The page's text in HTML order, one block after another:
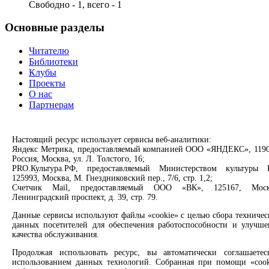
Свободно - 1, всего - 1
Основные разделы
Читателю
Библиотеки
Клубы
Проекты
О нас
Партнерам
Продлить книгу
Спроси библиотекаря
Спроси краеведа
Оцените качество услуг
Направить обращение директору
Соцсети
Вконтакте
Одноклассники
Max
Настоящий ресурс использует сервисы веб-аналитики:
Яндекс Метрика, предоставляемый компанией ООО «ЯНДЕКС»,
Россия, Москва, ул. Л. Толстого, 16;
PRO.Культура.РФ, предоставляемый Министерством культуры
125993, Москва, М. Гнездниковский пер., 7/6, стр. 1,2;
Счетчик Mail, предоставляемый ООО «ВК», 125167,
Ленинградский проспект, д. 39, стр. 79.
Данные сервисы используют файлы «cookie» с целью сбора
данных посетителей для обеспечения работоспособности и
качества обслуживания.
Продолжая использовать ресурс, вы автоматически
использованием данных технологий. Собранная при помощи